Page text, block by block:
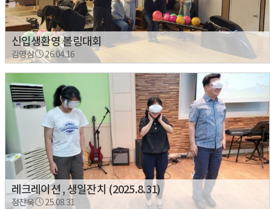
신입생환영 볼링대회
김영삼 26.04.16
레크레이션 , 생일잔치 (2025.8.31)
정찬욱 25.08.31